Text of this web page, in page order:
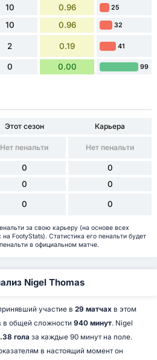
10 0.96 25
10 0.96 32
2 0.19 41
0 0.00 99
Этот сезон
Карьера
Нет пенальти Нет пенальти
0 0
0 0
0 0
за свою карьеру (на основе всех
FootyStats). Статистика его пенальти будет
в официальном матче.
Nigel Thomas
участие в 29 матчахв этом
в общей сложности 940 минут. Nigel
гола за каждые 90 минут на поле.
в настоящий момент он